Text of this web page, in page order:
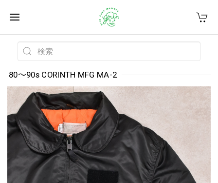
80～90s CORINTH MFG MA-2